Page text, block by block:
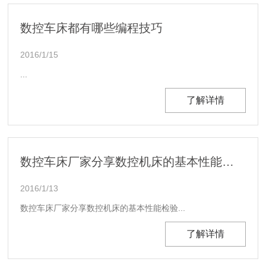
数控车床都有哪些编程技巧
2016/1/15
了解详情
数控车床厂家分享数控机床的基本性能检验
2016/1/13
数控车床厂家分享数控机床的基本性能检验...
了解详情